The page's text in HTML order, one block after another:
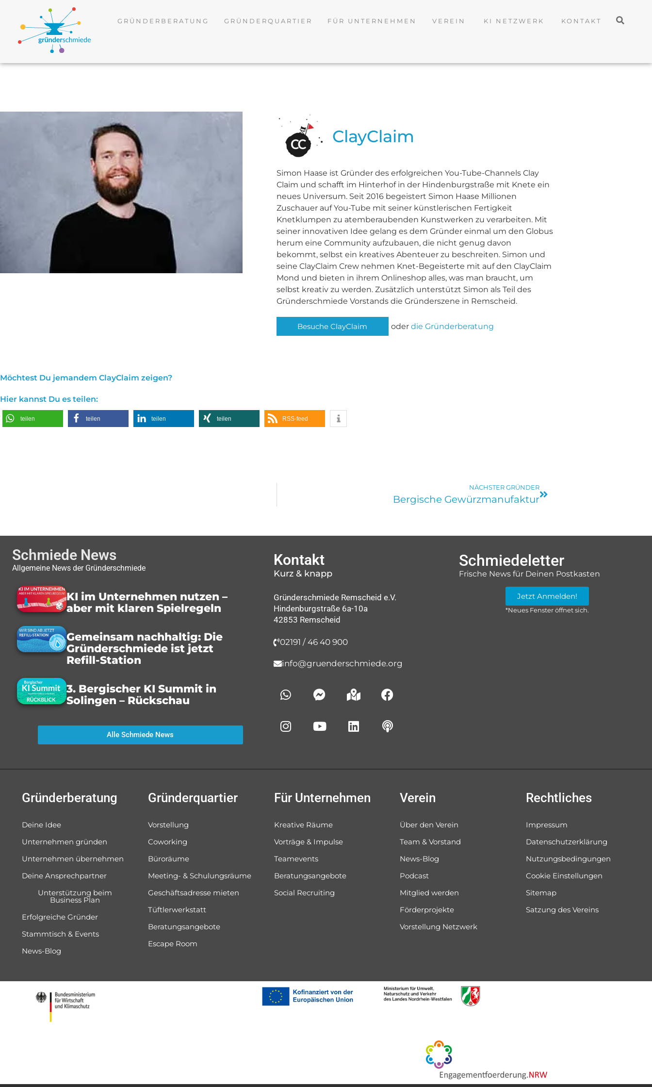
GRÜNDERBERATUNG GRÜNDERQUARTIER FÜR UNTERNEHMEN VEREIN KI NETZWERK KONTAKT
ClayClaim
Simon Haase ist Gründer des erfolgreichen You-Tube-Channels Clay
Claim und schafft im Hinterhof in der Hindenburgstraße mit Knete ein
neues Universum. Seit 2016 begeistert Simon Haase Millionen
Zuschauer auf You-Tube mit seiner künstlerischen Fertigkeit
Knetklumpen zu atemberaubenden Kunstwerken zu verarbeiten. Mit
seiner innovativen Idee gelang es dem Gründer einmal um den Globus
herum eine Community aufzubauen, die nicht genug davon
bekommt, selbst ein kreatives Abenteuer zu beschreiten. Simon und
seine ClayClaim Crew nehmen Knet-Begeisterte mit auf den ClayClaim
Mond und bieten in ihrem Onlineshop alles, was man braucht, um
selbst kreativ zu werden. Zusätzlich unterstützt Simon als Teil des
Gründerschmiede Vorstands die Gründerszene in Remscheid.
Besuche ClayClaim oder die Gründerberatung
Möchtest Du jemandem ClayClaim zeigen?
Hier kannst Du es teilen:
teilen teilen teilen teilen RSS-feed
NÄCHSTER GRÜNDER
Bergische Gewürzmanufaktur
Schmiede News
Allgemeine News der Gründerschmiede
KI im Unternehmen nutzen –
aber mit klaren Spielregeln
Gemeinsam nachhaltig: Die
Gründerschmiede ist jetzt
Refill-Station
3. Bergischer KI Summit in
Solingen – Rückschau
Alle Schmiede News
Kontakt
Kurz & knapp
Gründerschmiede Remscheid e.V.
Hindenburgstraße 6a-10a
42853 Remscheid
02191 / 46 40 900
info@gruenderschmiede.org
Schmiedeletter
Frische News für Deinen Postkasten
Jetzt Anmelden!
*Neues Fenster öffnet sich.
Gründerberatung
Deine Idee
Unternehmen gründen
Unternehmen übernehmen
Deine Ansprechpartner
Unterstützung beim
Business Plan
Erfolgreiche Gründer
Stammtisch & Events
News-Blog
Gründerquartier
Vorstellung
Coworking
Büroräume
Meeting- & Schulungsräume
Geschäftsadresse mieten
Tüftlerwerkstatt
Beratungsangebote
Escape Room
Für Unternehmen
Kreative Räume
Vorträge & Impulse
Teamevents
Beratungsangebote
Social Recruiting
Verein
Über den Verein
Team & Vorstand
News-Blog
Podcast
Mitglied werden
Förderprojekte
Vorstellung Netzwerk
Rechtliches
Impressum
Datenschutzerklärung
Nutzungsbedingungen
Cookie Einstellungen
Sitemap
Satzung des Vereins